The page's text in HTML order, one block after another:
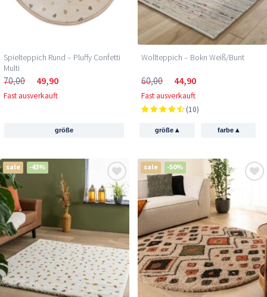
Spielteppich Rund – Pluffy Confetti
Multi
70,00 49,90
Fast ausverkauft
größe
Wollteppich – Bokn Weiß/Bunt
60,00 44,90
Fast ausverkauft
(10)
größe▴ farbe ▴
sale -43% sale -50%